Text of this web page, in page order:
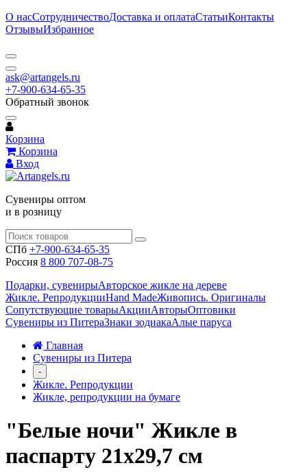
О насСотрудничествоДоставка и оплатаСтатьиКонтакты
ОтзывыИзбранное
ask@artangels.ru
+7-900-634-65-35
Обратный звонок
Корзина
Корзина
Вход
Сувениры оптом
и в розницу
СПб +7-900-634-65-35
Россия 8 800 707-08-75
Подарки, сувенирыАвторское жикле на дереве
Жикле. РепродукцииHand MadeЖивопись. Оригиналы
Сопутствующие товарыАкцииАвторыОптовики
Сувениры из ПитераЗнаки зодиакаАлые паруса
Главная
Сувениры из Питера
-
Жикле. Репродукции
Жикле, репродукции на бумаге
"Белые ночи" Жикле в
паспарту 21х29,7 см